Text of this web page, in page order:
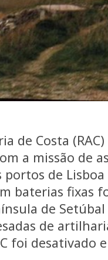
de Costa
a missão de
portos de
baterias fixas
de
de
foi desativado